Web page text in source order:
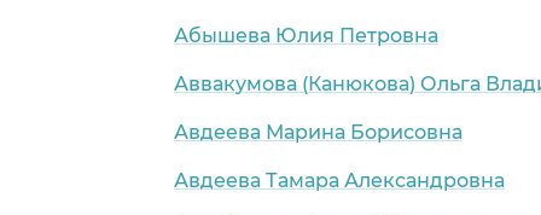
Абышева Юлия Петровна
Аввакумова (Канюкова) Ольга
Авдеева Марина Борисовна
Авдеева Тамара Александровна